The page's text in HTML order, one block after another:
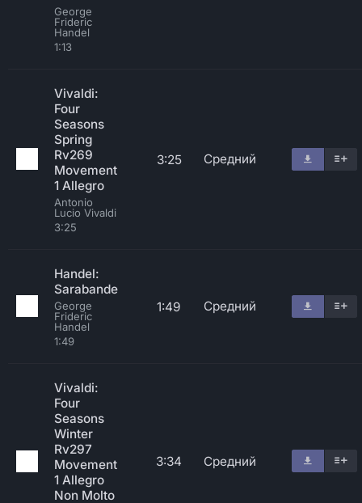
George
Frideric
Handel
1:13
Vivaldi:
Four
Seasons
Spring
Rv269
Movement
1 Allegro
Antonio
Lucio Vivaldi
3:25
3:25 Средний
Handel:
Sarabande
George
Frideric
Handel
1:49
1:49 Средний
Vivaldi:
Four
Seasons
Winter
Rv297
Movement
1 Allegro
Non Molto
3:34 Средний